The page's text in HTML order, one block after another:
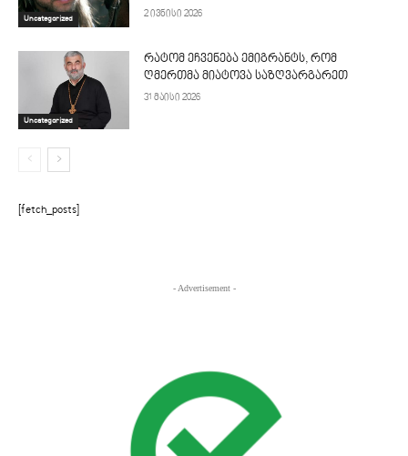
Uncategorized
2 ივნისი 2026
Uncategorized
რატომ ეჩვენება ემიგრანტს, რომ
ღმერთმა მიატოვა საზღვარგარეთ
31 მაისი 2026
[fetch_posts]
- Advertisement -